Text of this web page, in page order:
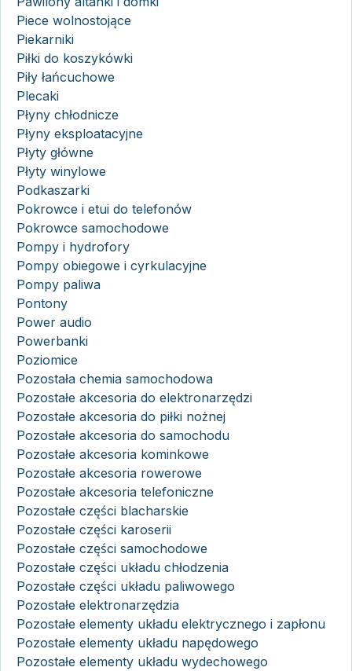
Piece wolnostojące
Piekarniki
Piłki do koszykówki
Piły łańcuchowe
Plecaki
Płyny chłodnicze
Płyny eksploatacyjne
Płyty główne
Płyty winylowe
Podkaszarki
Pokrowce i etui do telefonów
Pokrowce samochodowe
Pompy i hydrofory
Pompy obiegowe i cyrkulacyjne
Pompy paliwa
Pontony
Power audio
Powerbanki
Poziomice
Pozostała chemia samochodowa
Pozostałe akcesoria do elektronarzędzi
Pozostałe akcesoria do piłki nożnej
Pozostałe akcesoria do samochodu
Pozostałe akcesoria kominkowe
Pozostałe akcesoria rowerowe
Pozostałe akcesoria telefoniczne
Pozostałe części blacharskie
Pozostałe części karoserii
Pozostałe części samochodowe
Pozostałe części układu chłodzenia
Pozostałe części układu paliwowego
Pozostałe elektronarzędzia
Pozostałe elementy układu elektrycznego i zapłonu
Pozostałe elementy układu napędowego
Pozostałe elementy układu wydechowego